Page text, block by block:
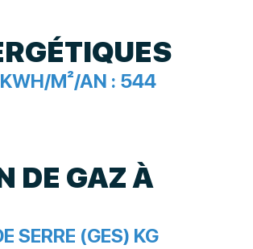
M²/AN : 544
DE GAZ À
SERRE (GES) KG